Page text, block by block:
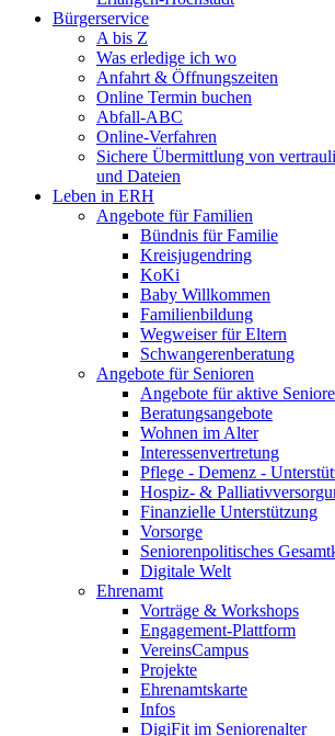
Bürgerservice
A bis Z
Was erledige ich wo
Anfahrt & Öffnungszeiten
Online Termin buchen
Abfall-ABC
Online-Verfahren
Sichere Übermittlung von
und Dateien
Leben in ERH
Angebote für Familien
Bündnis für Familie
Kreisjugendring
KoKi
Baby Willkommen
Familienbildung
Wegweiser für Eltern
Schwangerenberatung
Angebote für Senioren
Angebote für aktive
Beratungsangebote
Wohnen im Alter
Interessenvertretung
Pflege - Demenz -
Hospiz- &
Finanzielle Unterstützung
Vorsorge
Seniorenpolitisches
Digitale Welt
Ehrenamt
Vorträge & Workshops
Engagement-Plattform
VereinsCampus
Projekte
Ehrenamtskarte
Infos
DigiFit im Seniorenalter